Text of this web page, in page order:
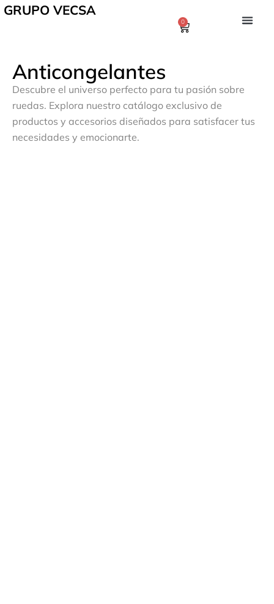
GRUPO VECSA
0
Anticongelantes
Descubre el universo perfecto para tu pasión sobre
ruedas. Explora nuestro catálogo exclusivo de
productos y accesorios diseñados para satisfacer tus
necesidades y emocionarte.